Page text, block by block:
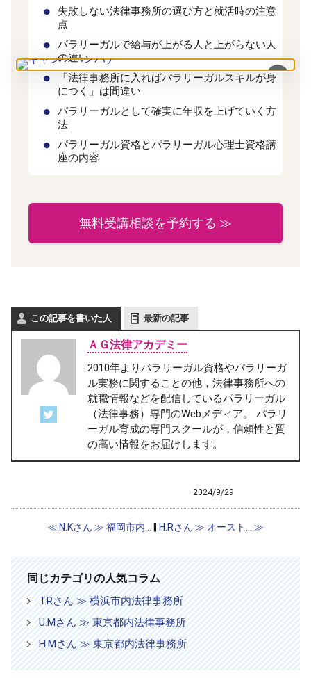
×
失敗しない法律事務所の選び方と就活時の注意
点
パラリーガルで給与が上がる人と上がらない人
の違い
「法律事務所に入ればパラリーガルスキルが身
につく」は間違い
パラリーガルとして確実に年収を上げていく方
法
パラリーガル資格とパラリーガル心理士資格講
座の内容
無料受講相談を予約する ≫
この記事を書いた人 最新の記事
ＡＧ法律アカデミー
2010年よりパラリーガル資格やパラリーガ
ル実務に関することの他，法律事務所への
就職情報などを配信しているパラリーガル
（法律事務）専門のWebメディア。 パラリ
ーガル育成の専門スクールが，信頼性と質
の高い情報をお届けします。
2024/9/29
≪ N.Kさん ≫ 福岡市内... H.Rさん ≫ オースト... ≫
同じカテゴリの人気コラム
T.Rさん ≫ 横浜市内法律事務所
U.Mさん ≫ 東京都内法律事務所
H.Mさん ≫ 東京都内法律事務所